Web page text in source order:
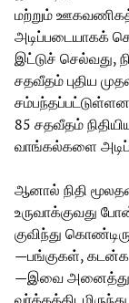
மற்றும்
அடிப்படையாகக்
இட்டுச் செல்வது,
சதவீதம் புதிய
சம்பந்தப்பட்டுள்ளன
85 சதவீதம்
வாங்கல்களை
ஆனால் நிதி
உருவாக்குவது
குவிந்து
—பங்குகள்,
—இவை அனைத்தும்